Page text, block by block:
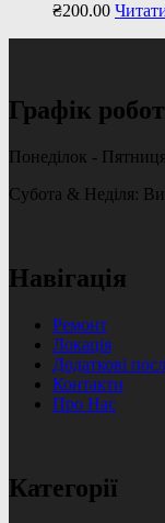
₴200.00
Графік
Понеділок -
Субота & Неділя:
Навігація
Ремонт
Локація
Додаткові
Контакти
Про Нас
Категорії